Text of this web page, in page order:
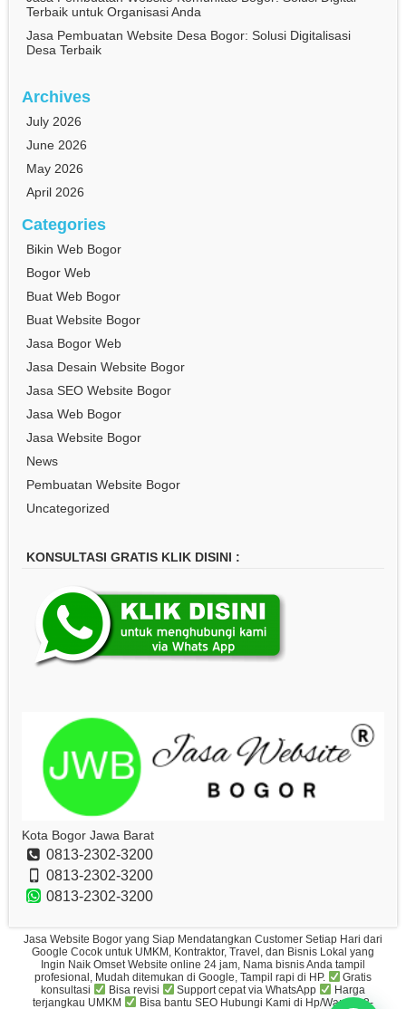
Terbaik untuk Organisasi Anda
Jasa Pembuatan Website Desa Bogor: Solusi Digitalisasi
Desa Terbaik
Archives
July 2026
June 2026
May 2026
April 2026
Categories
Bikin Web Bogor
Bogor Web
Buat Web Bogor
Buat Website Bogor
Jasa Bogor Web
Jasa Desain Website Bogor
Jasa SEO Website Bogor
Jasa Web Bogor
Jasa Website Bogor
News
Pembuatan Website Bogor
Uncategorized
KONSULTASI GRATIS KLIK DISINI :
Kota Bogor Jawa Barat
0813-2302-3200
0813-2302-3200
0813-2302-3200
Jasa Website Bogor yang Siap Mendatangkan Customer Setiap Hari dari
Google Cocok untuk UMKM, Kontraktor, Travel, dan Bisnis Lokal yang
Ingin Naik Omset Website online 24 jam, Nama bisnis Anda tampil
profesional, Mudah ditemukan di Google, Tampil rapi di HP.
Gratis
konsultasi
Bisa revisi Support cepat via WhatsApp
Harga
terjangkau UMKM
Bisa bantu SEO Hubungi Kami di Hp/Wa: 0813-